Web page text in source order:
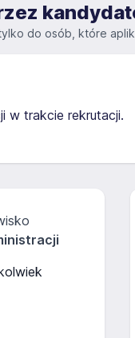
do osób, które
w trakcie rekrutacji.